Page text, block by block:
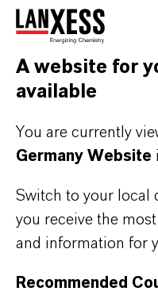
Als führendes
wir weit mehr als nur
stehen für
unseres Handelns
Kunden. Unsere
maßgeschneiderten
und einem tiefen
finden Sie gleich elf
ist.
A website for
available
You are currently
Germany Website
Switch to your local
you receive the
and information for
Recommended